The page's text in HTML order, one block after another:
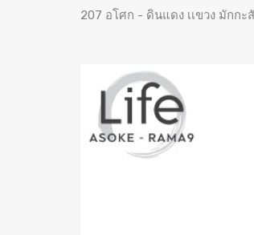
207 อโศก - ดินแดง เเขวง มักกะ